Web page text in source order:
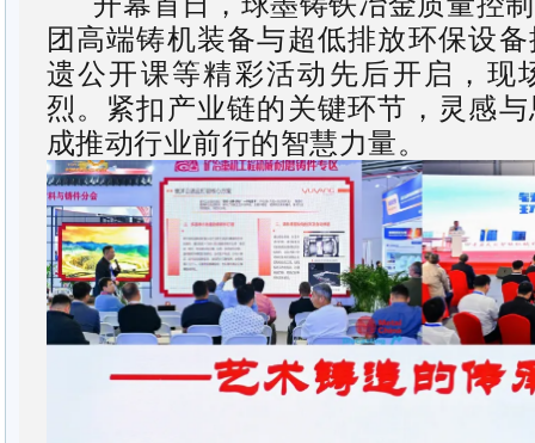
团高端铸机装备与超低排放环保设
遗公开课等精彩活动先后开启，现
烈。紧扣产业链的关键环节，灵感
成推动行业前行的智慧力量。